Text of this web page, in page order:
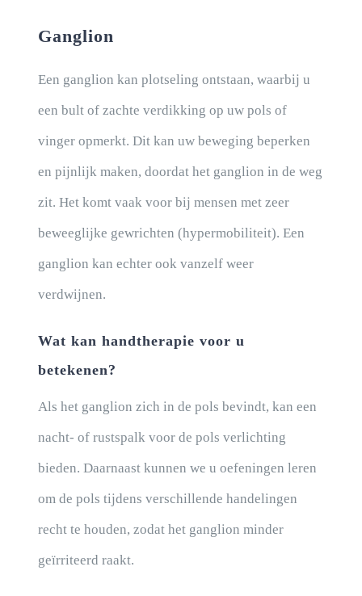
Ganglion
Een ganglion kan plotseling ontstaan, waarbij u
een bult of zachte verdikking op uw pols of
vinger opmerkt. Dit kan uw beweging beperken
en pijnlijk maken, doordat het ganglion in de weg
zit. Het komt vaak voor bij mensen met zeer
beweeglijke gewrichten (hypermobiliteit). Een
ganglion kan echter ook vanzelf weer
verdwijnen.
Wat kan handtherapie voor u
betekenen?
Als het ganglion zich in de pols bevindt, kan een
nacht- of rustspalk voor de pols verlichting
bieden. Daarnaast kunnen we u oefeningen leren
om de pols tijdens verschillende handelingen
recht te houden, zodat het ganglion minder
geïrriteerd raakt.